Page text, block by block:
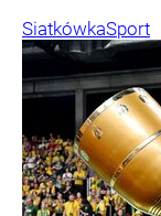
SiatkówkaSport